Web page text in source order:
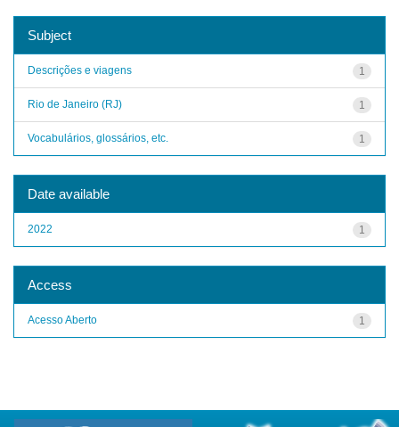
Subject
1
Descrições e viagens
1
Rio de Janeiro (RJ)
1
Vocabulários, glossários, etc.
Date available
1
2022
Access
1
Acesso Aberto